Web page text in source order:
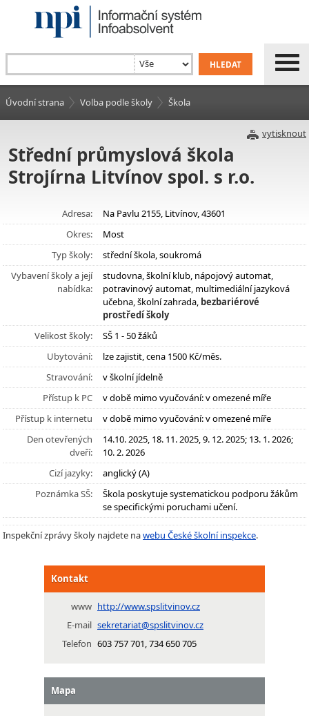
Úvodní strana Volba podle školy Škola
vytisknout
Střední průmyslová škola
Strojírna Litvínov spol. s r.o.
Adresa:
Na Pavlu 2155, Litvínov, 43601
Okres:
Most
Typ školy:
střední škola, soukromá
Vybavení školy a její
nabídka:
studovna, školní klub, nápojový automat,
potravinový automat, multimediální jazyková
učebna, školní zahrada, bezbariérové
prostředí školy
Velikost školy:
SŠ 1 - 50 žáků
Ubytování:
lze zajistit, cena 1500 Kč/měs.
Stravování:
v školní jídelně
Přístup k PC
v době mimo vyučování: v omezené míře
Přístup k internetu
v době mimo vyučování: v omezené míře
Den otevřených
dveří:
14.10. 2025, 18. 11. 2025, 9. 12. 2025; 13. 1. 2026;
10. 2. 2026
Cizí jazyky:
anglický (A)
Poznámka SŠ:
Škola poskytuje systematickou podporu žákům
se specifickými poruchami učení.
Inspekční zprávy školy najdete nawebu České školní inspekce.
Kontakt
www http://www.spslitvinov.cz
E-mail sekretariat@spslitvinov.cz
Telefon 603 757 701, 734 650 705
Mapa